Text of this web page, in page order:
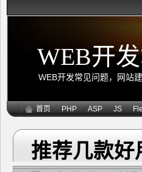
WEB开
WEB开发常见问题，网站
首页 PHP ASP JS
推荐几款